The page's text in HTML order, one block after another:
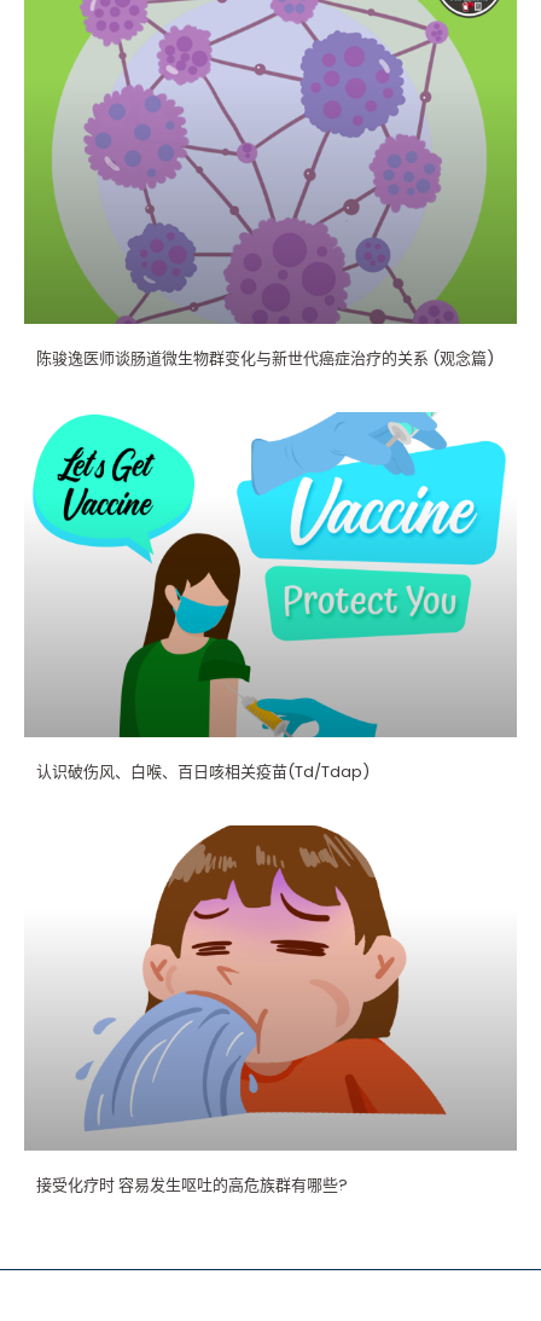
o
o
k
陈骏逸医师谈肠道微生物群变化与新世代癌症治疗的关系 (观念篇)
认识破伤风、白喉、百日咳相关疫苗(Td/Tdap)
接受化疗时 容易发生呕吐的高危族群有哪些?